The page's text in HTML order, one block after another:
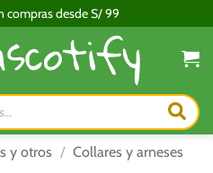
compras desde S/ 99
y otros / Collares y arneses